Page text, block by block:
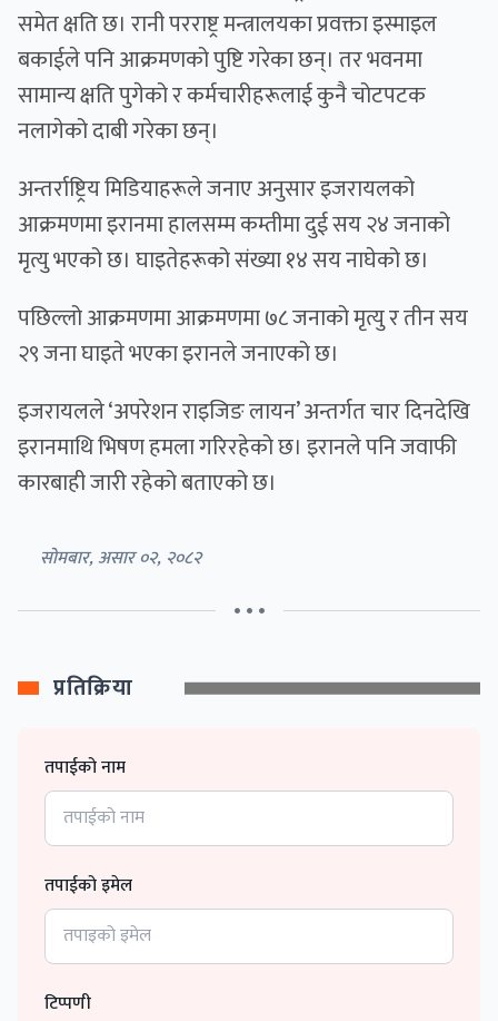
समेत क्षति छ। रानी परराष्ट्र मन्त्रालयका प्रवक्ता इस्माइल
बकाईले पनि आक्रमणको पुष्टि गरेका छन्। तर भवनमा
सामान्य क्षति पुगेको र कर्मचारीहरूलाई कुनै चोटपटक
नलागेको दाबी गरेका छन्।
अन्तर्राष्ट्रिय मिडियाहरूले जनाए अनुसार इजरायलको
आक्रमणमा इरानमा हालसम्म कम्तीमा दुई सय २४ जनाको
मृत्यु भएको छ। घाइतेहरूको संख्या १४ सय नाघेको छ।
पछिल्लो आक्रमणमा आक्रमणमा ७८ जनाको मृत्यु र तीन सय
२९ जना घाइते भएका इरानले जनाएको छ।
इजरायलले ‘अपरेशन राइजिङ लायन’ अन्तर्गत चार दिनदेखि
इरानमाथि भिषण हमला गरिरहेको छ। इरानले पनि जवाफी
कारबाही जारी रहेको बताएको छ।
सोमबार, असार ०२, २०८२
• • •
प्रतिक्रिया
तपाईको नाम
तपाईको इमेल
टिप्पणी